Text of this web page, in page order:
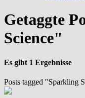
Getaggte
Science"
Es gibt 1 Ergebnisse
Posts tagged "Sparkling